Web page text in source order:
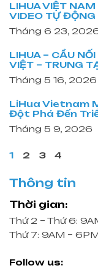
LIHUA VIỆT
VIDEO TỰ
Tháng 6 23,
LIHUA – CẦU
VIỆT – TRUNG
Tháng 5 16, 2026
LiHua Vietnam
Đột Phá Đến
Tháng 5 9, 2026
1 2 3 4
Thông tin
Thời gian:
Thứ 2 – Thứ 6:
Thứ 7: 9AM –
Follow us: